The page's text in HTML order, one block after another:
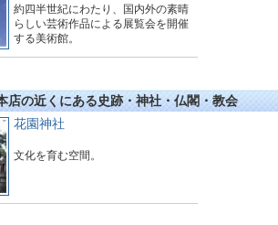
約四半世紀にわたり、国内外の素晴
らしい芸術作品による展覧会を開催
する美術館。
店の近くにある史跡・神社・仏閣・教会
花園神社
文化を育む空間。